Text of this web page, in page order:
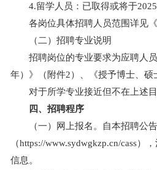
4.留学人员：已取得或将于2025
各岗位具体招聘人员范围详见《
（二）招聘专业说明
招聘岗位的专业要求为应聘人员
年）》（附件2）、《授予博士、
对于所学专业接近但不在上述目
四、招聘程序
（一）网上报名。自本招聘公告
（https://www.sydwgkzp.cn/cass
信息。